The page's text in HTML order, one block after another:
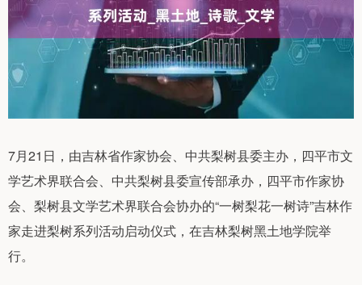
7月21日，由吉林省作家协会、中共梨树县委主办，四平市文
学艺术界联合会、中共梨树县委宣传部承办，四平市作家协
会、梨树县文学艺术界联合会协办的“一树梨花一树诗”吉林作
家走进梨树系列活动启动仪式，在吉林梨树黑土地学院举
行。